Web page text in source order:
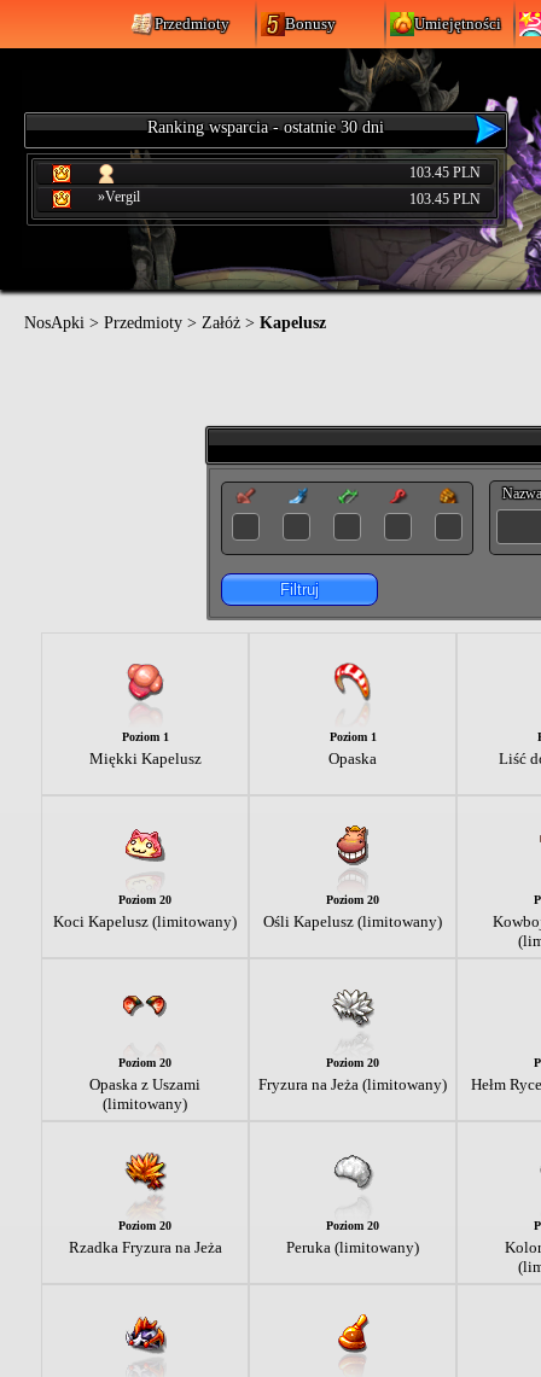
Przedmioty Bonusy Umiejętności
Ranking wsparcia - ostatnie 30 dni
103.45 PLN
»Vergil
103.45 PLN
NosApki > Przedmioty > Załóż > Kapelusz
Nazwa
Filtruj
Poziom 1
Miękki Kapelusz
Poziom 1
Opaska Liść
Poziom 20
Koci Kapelusz (limitowany)
Poziom 20
Ośli Kapelusz (limitowany)
Poziom 20
Opaska z Uszami
(limitowany)
Poziom 20
Fryzura na Jeża (limitowany) Hełm
Poziom 20
Rzadka Fryzura na Jeża
Poziom 20
Peruka (limitowany)